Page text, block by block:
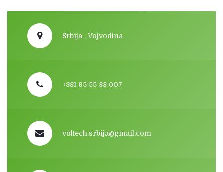
Srbija , Vojvodina
+381 65 55 88 007
voltech.srbija@gmail.com